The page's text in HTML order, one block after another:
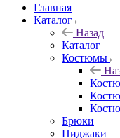
Главная
Каталог
Назад
Каталог
Костюмы
Брюки
Пиджаки